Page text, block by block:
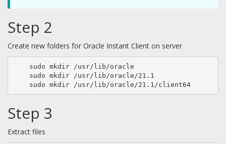
Step 2
Create new folders for Oracle Instant Client on server
    sudo mkdir /usr/lib/oracle/21.1/client64
Step 3
Extract files